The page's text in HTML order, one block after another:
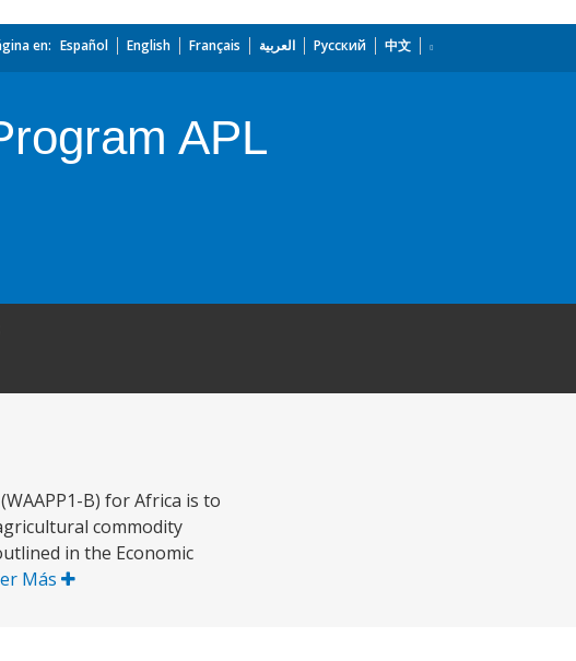
en: Español English Français العربية Русский 中文
APL
B) for Africa is to
commodity
in the Economic
Más